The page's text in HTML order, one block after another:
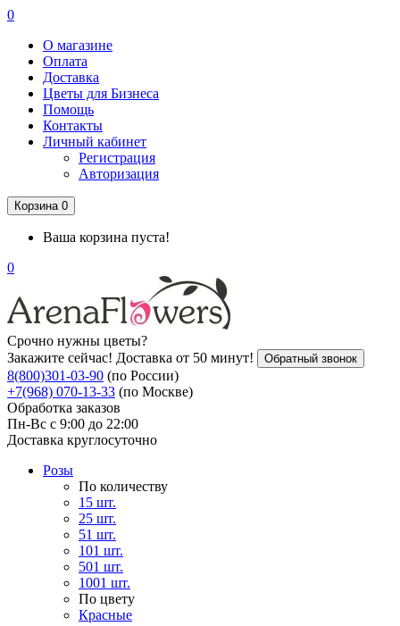
0
О магазине
Оплата
Доставка
Цветы для Бизнеса
Помощь
Контакты
Личный кабинет
Регистрация
Авторизация
Корзина 0
Ваша корзина пуста!
0
Срочно нужны цветы?
Закажите сейчас! Доставка от 50 минут!
Обратный звонок
8(800)301-03-90 (по России)
+7(968) 070-13-33 (по Москве)
Обработка заказов
Пн-Вс с 9:00 до 22:00
Доставка круглосуточно
Розы
По количеству
15 шт.
25 шт.
51 шт.
101 шт.
501 шт.
1001 шт.
По цвету
Красные